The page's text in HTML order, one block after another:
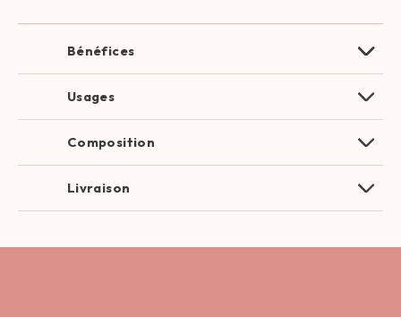
Bénéfices
Usages
Composition
Livraison